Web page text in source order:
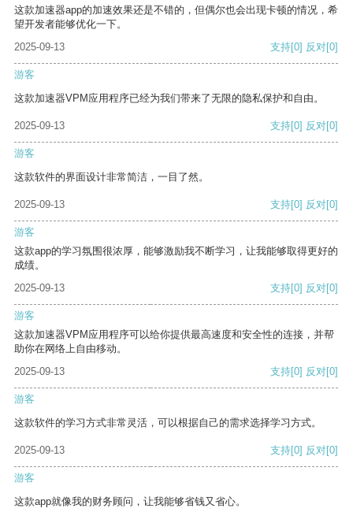
这款加速器app的加速效果还是不错的，但偶尔也会出现卡顿的情况，希
望开发者能够优化一下。
2025-09-13
支持[0] 反对[0]
游客
这款加速器VPM应用程序已经为我们带来了无限的隐私保护和自由。
2025-09-13 支持[0] 反对[0]
游客
这款软件的界面设计非常简洁，一目了然。
2025-09-13 支持[0] 反对[0]
游客
这款app的学习氛围很浓厚，能够激励我不断学习，让我能够取得更好的
成绩。
2025-09-13
支持[0] 反对[0]
游客
这款加速器VPM应用程序可以给你提供最高速度和安全性的连接，并帮
助你在网络上自由移动。
2025-09-13
支持[0] 反对[0]
游客
这款软件的学习方式非常灵活，可以根据自己的需求选择学习方式。
2025-09-13 支持[0] 反对[0]
游客
这款app就像我的财务顾问，让我能够省钱又省心。